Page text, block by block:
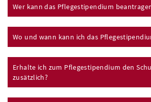
Wer kann das Pflegestipendium
Wo und wann kann ich das
Erhalte ich zum Pflegestipendium den
zusätzlich?